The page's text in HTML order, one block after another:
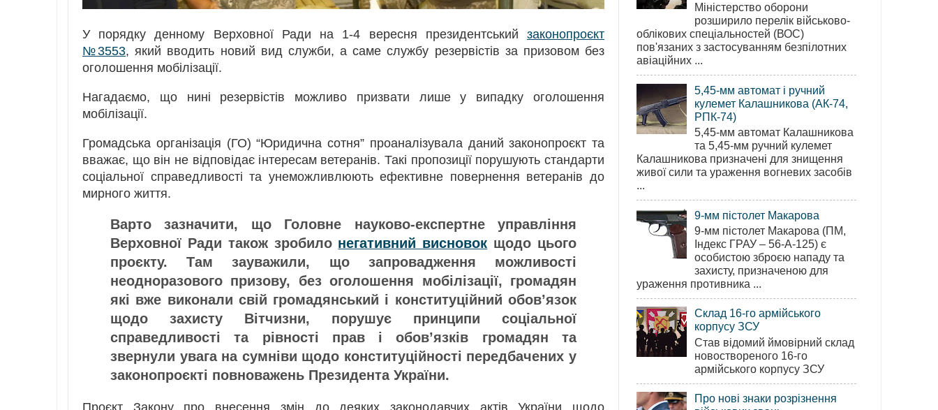
У порядку денному Верховної Ради на 1-4 вересня президентський законопроєкт
№3553, який вводить новий вид служби, а саме службу резервістів за призовом без
оголошення мобілізації.
Нагадаємо, що нині резервістів можливо призвати лише у випадку оголошення
мобілізації.
Громадська організація (ГО) “Юридична сотня” проаналізувала даний законопроєкт та
вважає, що він не відповідає інтересам ветеранів. Такі пропозиції порушують стандарти
соціальної справедливості та унеможливлюють ефективне повернення ветеранів до
мирного життя.
Варто зазначити, що Головне науково-експертне управління
Верховної Ради також зробило негативний висновок щодо цього
проєкту. Там зауважили, що запровадження можливості
неодноразового призову, без оголошення мобілізації, громадян
які вже виконали свій громадянський і конституційний обов’язок
щодо захисту Вітчизни, порушує принципи соціальної
справедливості та рівності прав і обов’язків громадян та
звернули увага на сумніви щодо конституційності передбачених у
законопроєкті повноважень Президента України.
Проєкт Закону про внесення змін до деяких законодавчих актів України щодо
Міністерство оборони
розширило перелік військово-
облікових спеціальностей (ВОС)
пов'язаних з застосуванням безпілотних
авіаційних ...
5,45-мм автомат і ручний
кулемет Калашникова (АК-74,
РПК-74)
5,45-мм автомат Калашникова
та 5,45-мм ручний кулемет
Калашникова призначені для знищення
живої сили та ураження вогневих засобів
...
9-мм пістолет Макарова
9-мм пістолет Макарова (ПМ,
Індекс ГРАУ – 56-А-125) є
особистою зброєю нападу та
захисту, призначеною для
ураження противника ...
Склад 16-го армійського
корпусу ЗСУ
Став відомий ймовірний склад
новоствореного 16-го
армійського корпусу ЗСУ
Про нові знаки розрізнення